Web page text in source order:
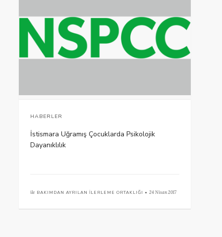
HABERLER
İstismara Uğramış Çocuklarda Psikolojik
Dayanıklılık
ile BAKIMDAN AYRILAN İLERLEME ORTAKLIĞI • 24 Nisan 2017